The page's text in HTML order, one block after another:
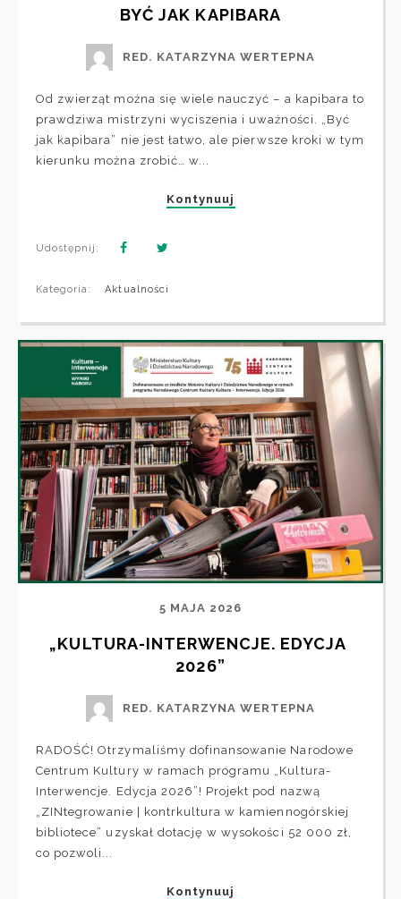
BYĆ JAK KAPIBARA
RED. KATARZYNA WERTEPNA
Od zwierząt można się wiele nauczyć – a kapibara to
prawdziwa mistrzyni wyciszenia i uważności. „Być
jak kapibara” nie jest łatwo, ale pierwsze kroki w tym
kierunku można zrobić… w...
Kontynuuj
Udostępnij:
Kategoria: Aktualności
5 MAJA 2026
„KULTURA-INTERWENCJE. EDYCJA
2026”
RED. KATARZYNA WERTEPNA
RADOŚĆ! Otrzymaliśmy dofinansowanie Narodowe
Centrum Kultury w ramach programu „Kultura-
Interwencje. Edycja 2026”! Projekt pod nazwą
„ZINtegrowanie | kontrkultura w kamiennogórskiej
bibliotece” uzyskał dotację w wysokości 52 000 zł,
co pozwoli...
Kontynuuj